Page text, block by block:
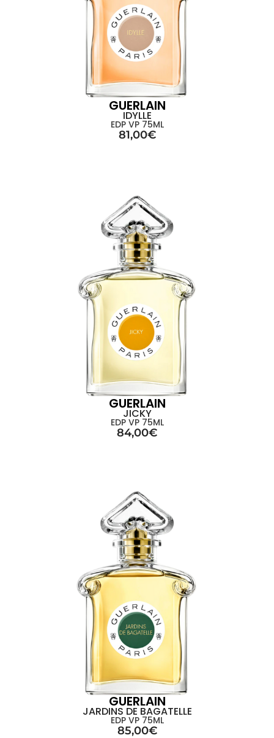
GUERLAIN
IDYLLE
EDP VP 75ML
81,00€
GUERLAIN
JICKY
EDP VP 75ML
84,00€
GUERLAIN
JARDINS DE BAGATELLE
EDP VP 75ML
85,00€